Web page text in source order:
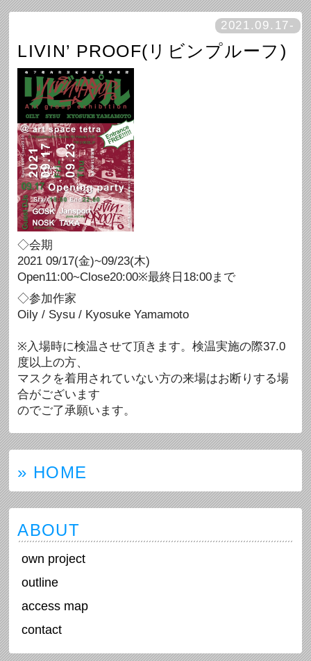
2021.09.17-
LIVIN’ PROOF(リビンプルーフ)
◇会期
2021 09/17(金)~09/23(木)
Open11:00~Close20:00※最終日18:00まで
◇参加作家
Oily / Sysu / Kyosuke Yamamoto
※入場時に検温させて頂きます。検温実施の際37.0
度以上の方、
マスクを着用されていない方の来場はお断りする場
合がございます
のでご了承願います。
» HOME
ABOUT
own project
outline
access map
contact